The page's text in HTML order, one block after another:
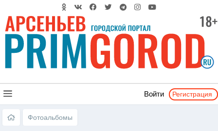
Войти Регистрация
Фотоальбомы